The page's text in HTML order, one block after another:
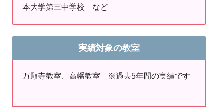
本大学第三中学校 など
実績対象の教室
万願寺教室、高幡教室 ※過去5年間の実績です